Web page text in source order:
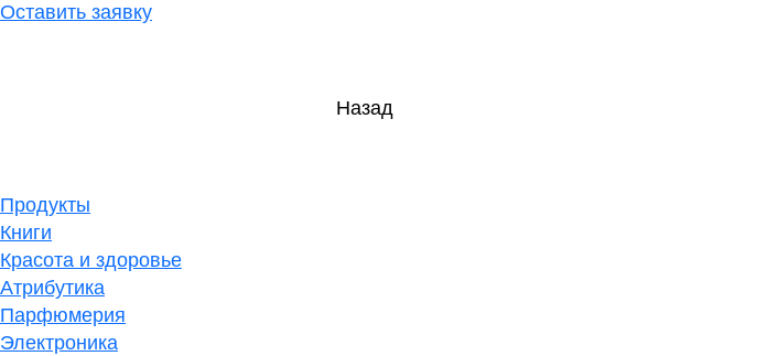
Оставить заявку
Назад
Продукты
Книги
Красота и здоровье
Атрибутика
Парфюмерия
Электроника